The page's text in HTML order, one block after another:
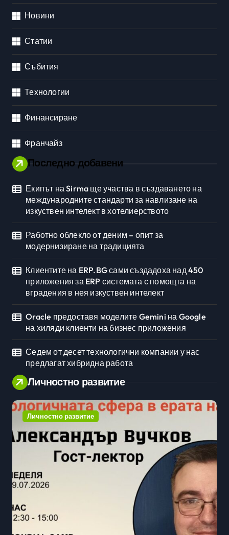
Новини
Статии
Събития
Технологии
Финансиране
Франчайз
Последно добавени
Екипът на Sirma ще участва в създаването на
международните стандарти за навлизане на
изкуствен интелект в хотелиерството
Работно облекло от деним – опит за
модернизиране на традицията
Клиентите на ERP.BG сами създадоха над 450
приложения за ERP системата с помощта на
вградения в нея изкуствен интелект
Oracle предоставя моделите Gemini на Google
на хиляди клиенти на бизнес приложения
Седем от десет технологични компании у нас
предлагат хибридна работа
Личностно развитие
Личностно развитие